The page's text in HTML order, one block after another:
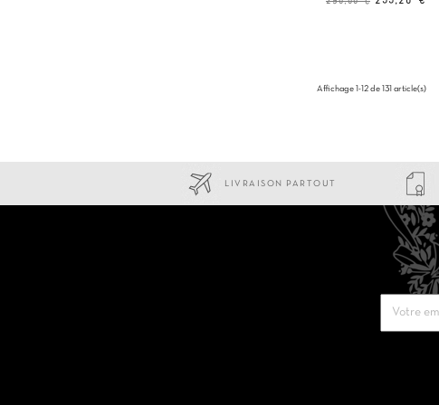
Affichage 1-12 de 131 article(s)
LIVRAISON PARTOUT